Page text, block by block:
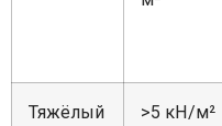
Тяжёлый >5 кН/м²